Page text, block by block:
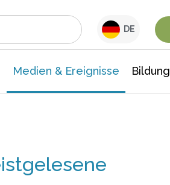
DE
Medien & Ereignisse Bildung